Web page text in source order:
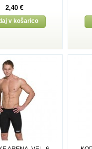
2,40 €
v košarico